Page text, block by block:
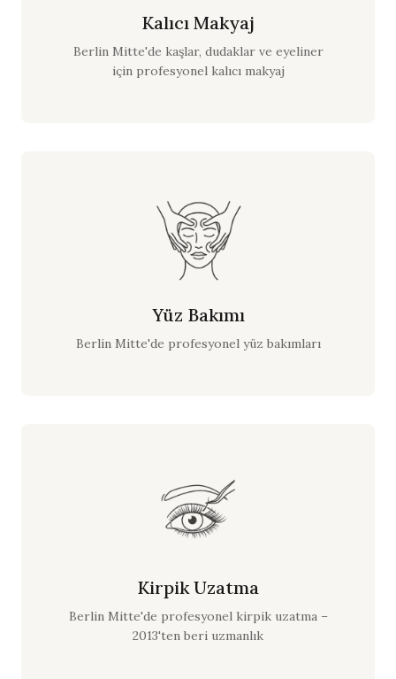
Kalıcı Makyaj
Berlin Mitte'de kaşlar, dudaklar ve eyeliner
için profesyonel kalıcı makyaj
Yüz Bakımı
Berlin Mitte'de profesyonel yüz bakımları
Kirpik Uzatma
Berlin Mitte'de profesyonel kirpik uzatma –
2013'ten beri uzmanlık